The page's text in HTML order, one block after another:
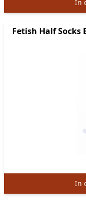
In
Fetish Half Socks
In